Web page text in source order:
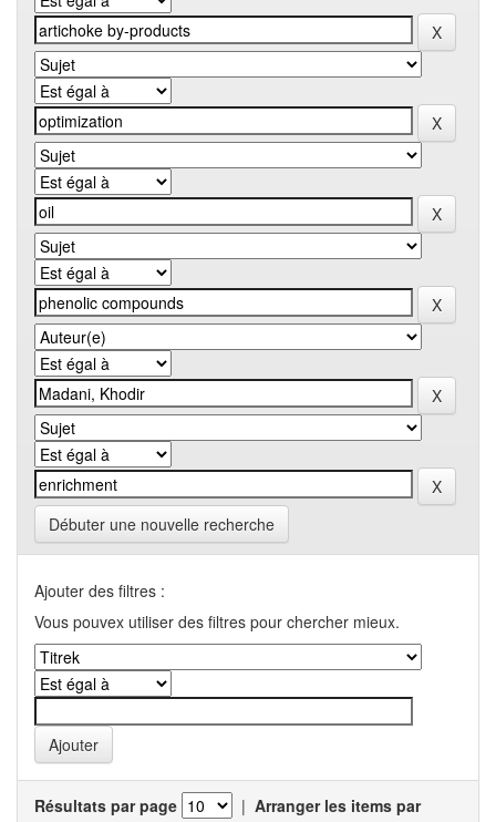
Débuter une nouvelle recherche
Ajouter des filtres :
Vous pouvex utiliser des filtres pour chercher mieux.
Résultats par page | Arranger les items par